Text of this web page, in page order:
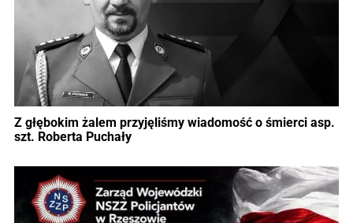
Z głębokim żalem przyjęliśmy wiadomość o śmierci asp.
szt. Roberta Puchały